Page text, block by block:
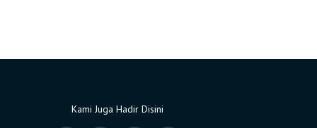
Kami Juga Hadir Disini